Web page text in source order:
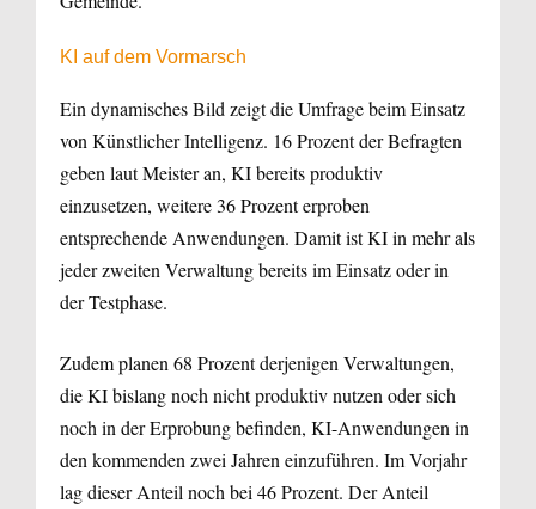
KI auf dem Vormarsch
Ein dynamisches Bild zeigt die Umfrage beim Einsatz
von Künstlicher Intelligenz. 16 Prozent der Befragten
geben laut Meister an, KI bereits produktiv
einzusetzen, weitere 36 Prozent erproben
entsprechende Anwendungen. Damit ist KI in mehr als
jeder zweiten Verwaltung bereits im Einsatz oder in
der Testphase.
Zudem planen 68 Prozent derjenigen Verwaltungen,
die KI bislang noch nicht produktiv nutzen oder sich
noch in der Erprobung befinden, KI-Anwendungen in
den kommenden zwei Jahren einzuführen. Im Vorjahr
lag dieser Anteil noch bei 46 Prozent. Der Anteil